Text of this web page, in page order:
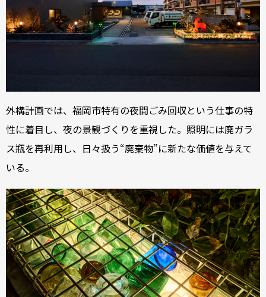
外構計画では、福岡市特有の夜間ごみ回収という仕事の特
性に着目し、夜の景観づくりを重視した。照明には廃ガラ
ス瓶を再利用し、日々扱う“廃棄物”に新たな価値を与えて
いる。